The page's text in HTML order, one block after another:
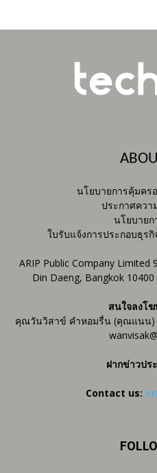
นโยบายการคุ้มค
ประกาศควา
นโยบายก
ใบรับแจ้งการประกอบธุร
ARIP Public Company Limited
Din Daeng, Bangkok
สนใจลงโ
คุณวันวิสาข์ คำหอมรื่น (คุณแนน)
ฝากข่าวป
Contact us: